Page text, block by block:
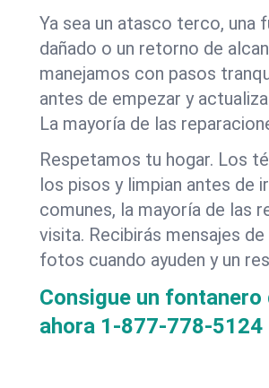
Ya sea un atasco terco, una
dañado o un retorno de
manejamos con pasos
antes de empezar y
La mayoría de las
Respetamos tu hogar. Los
los pisos y limpian antes de
comunes, la mayoría de las
visita. Recibirás mensajes
fotos cuando ayuden y un
Consigue un
ahora 1-877-778-5124